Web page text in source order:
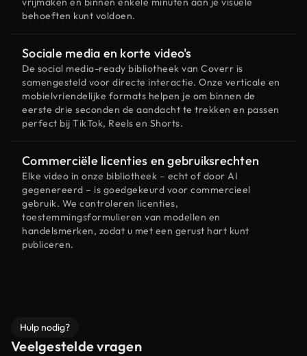
behoeften kunt voldoen.
Sociale media en korte video's
De social media-ready bibliotheek van Coverr is
samengesteld voor directe interactie. Onze verticale en
mobielvriendelijke formats helpen je om binnen de
eerste drie seconden de aandacht te trekken en passen
perfect bij TikTok, Reels en Shorts.
Commerciële licenties en gebruiksrechten
Elke video in onze bibliotheek – echt of door AI
gegenereerd – is goedgekeurd voor commercieel
gebruik. We controleren licenties,
toestemmingsformulieren van modellen en
handelsmerken, zodat u met een gerust hart kunt
publiceren.
Hulp nodig?
Veelgestelde vragen